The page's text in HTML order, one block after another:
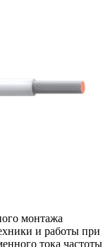
монтажа
и работы при
тока частоты